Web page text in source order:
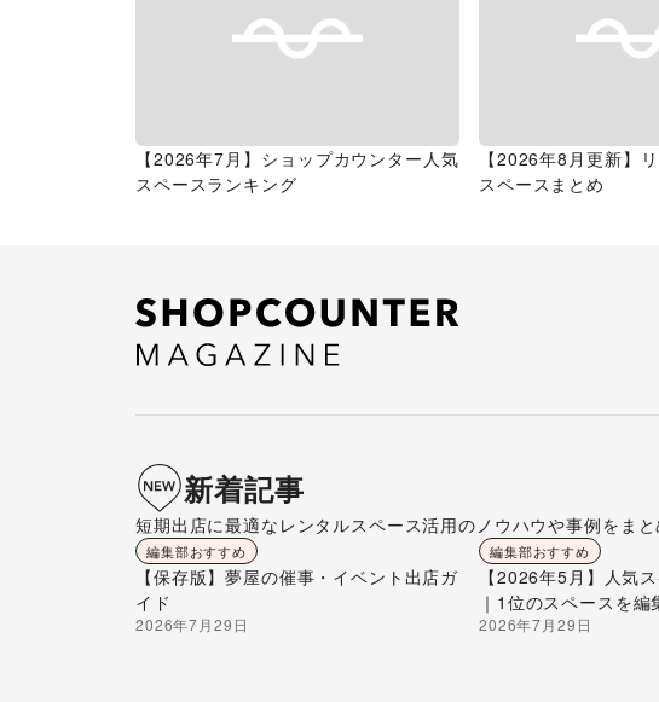
【2026年7月】ショップカウンター人気
スペースランキング
【2026年8月更新】
スペースまとめ
新着記事
短期出店に最適なレンタルスペース活用のノウハウや事例をま
編集部おすすめ
【保存版】夢屋の催事・イベント出店ガ
イド
2026年7月29日
編集部おすすめ
【2026年5月】人気
｜1位のスペースを編
2026年7月29日